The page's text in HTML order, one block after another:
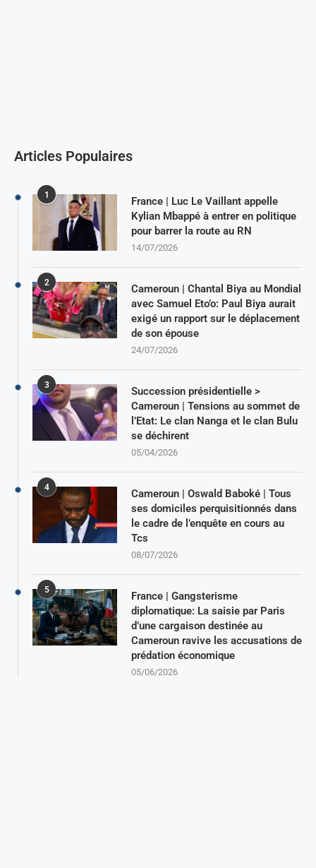
Articles Populaires
1
France | Luc Le Vaillant appelle
Kylian Mbappé à entrer en politique
pour barrer la route au RN
14/07/2026
2
Cameroun | Chantal Biya au Mondial
avec Samuel Eto’o: Paul Biya aurait
exigé un rapport sur le déplacement
de son épouse
24/07/2026
3
Succession présidentielle >
Cameroun | Tensions au sommet de
l’Etat: Le clan Nanga et le clan Bulu
se déchirent
05/04/2026
4
Cameroun | Oswald Baboké | Tous
ses domiciles perquisitionnés dans
le cadre de l’enquête en cours au
Tcs
08/07/2026
5
France | Gangsterisme
diplomatique: La saisie par Paris
d’une cargaison destinée au
Cameroun ravive les accusations de
prédation économique
05/06/2026